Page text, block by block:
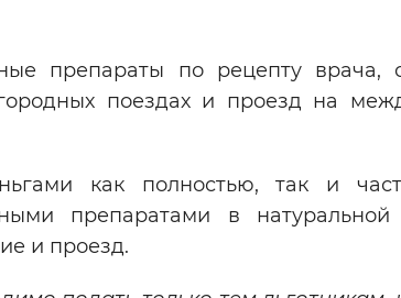
препараты по рецепту врача,
поездах и проезд на
как полностью, так и
препаратами в
и проезд.